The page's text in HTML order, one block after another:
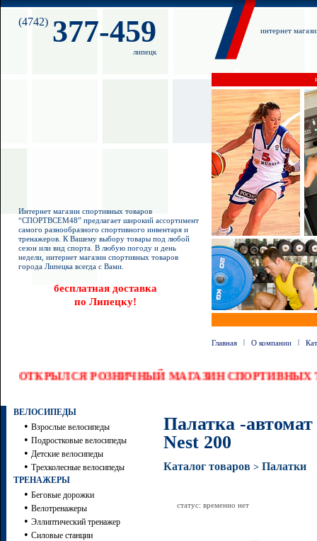
(4742) 377-459
липецк
интернет
Интернет магазин спортивных товаров
“СПОРТВСЕМ48” предлагает широкий ассортимент
самого разнообразного спортивного инвентаря и
тренажеров. К Вашему выбору товары под любой
сезон или вид спорта. В любую погоду и день
недели, интернет магазин спортивных товаров
города Липецка всегда с Вами.
бесплатная доставка
по Липецку!
Главная | О компании |
ОТКРЫЛСЯ РОЗНИЧНЫЙ МАГАЗИН
ВЕЛОСИПЕДЫ
• Взрослые велосипеды
• Подростковые велосипеды
• Детские велосипеды
• Трехколесные велосипеды
ТРЕНАЖЕРЫ
• Беговые дорожки
• Велотренажеры
• Эллиптический тренажер
• Силовые станции
Палатка -
Nest 200
Каталог товаров > Палатки
статус: временно нет